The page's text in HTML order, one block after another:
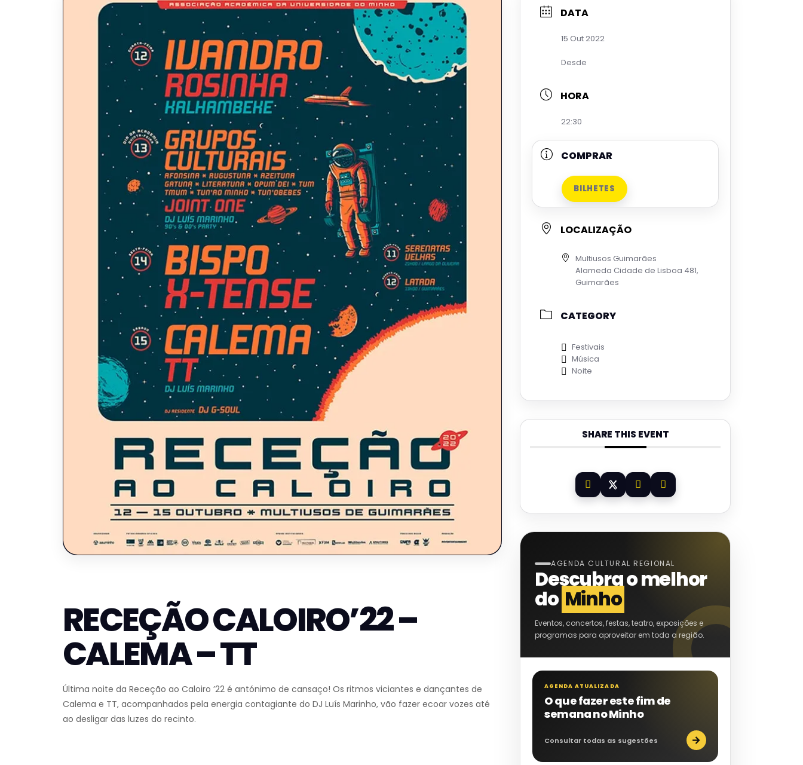
RECEÇÃO CALOIRO’22 –
CALEMA – TT
Última noite da Receção ao Caloiro ’22 é antónimo de cansaço! Os ritmos viciantes e dançantes de
Calema e TT, acompanhados pela energia contagiante do DJ Luís Marinho, vão fazer ecoar vozes até
ao desligar das luzes do recinto.
DATA
15 Out 2022
Desde
HORA
22:30
COMPRAR
BILHETES
LOCALIZAÇÃO
Multiusos Guimarães
Alameda Cidade de Lisboa 481,
Guimarães
CATEGORY
Festivais
Música
Noite
SHARE THIS EVENT
AGENDA CULTURAL REGIONAL
Descubra o melhor
do Minho
Eventos, concertos, festas, teatro, exposições e
programas para aproveitar em toda a região.
AGENDA ATUALIZADA
O que fazer este fim de
semana no Minho
Consultar todas as sugestões →